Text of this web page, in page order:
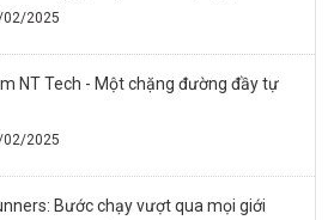
kiện Kỷ niệm 20 năm thành lập công
02/2025
NT Tech - Một chặng đường đầy tự
02/2025
Bước chạy vượt qua mọi giới